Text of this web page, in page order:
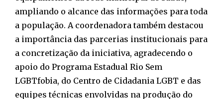
ampliando o alcance das informações para toda
a população. A coordenadora também destacou
a importância das parcerias institucionais para
a concretização da iniciativa, agradecendo o
apoio do Programa Estadual Rio Sem
LGBTfobia, do Centro de Cidadania LGBT e das
equipes técnicas envolvidas na produção do